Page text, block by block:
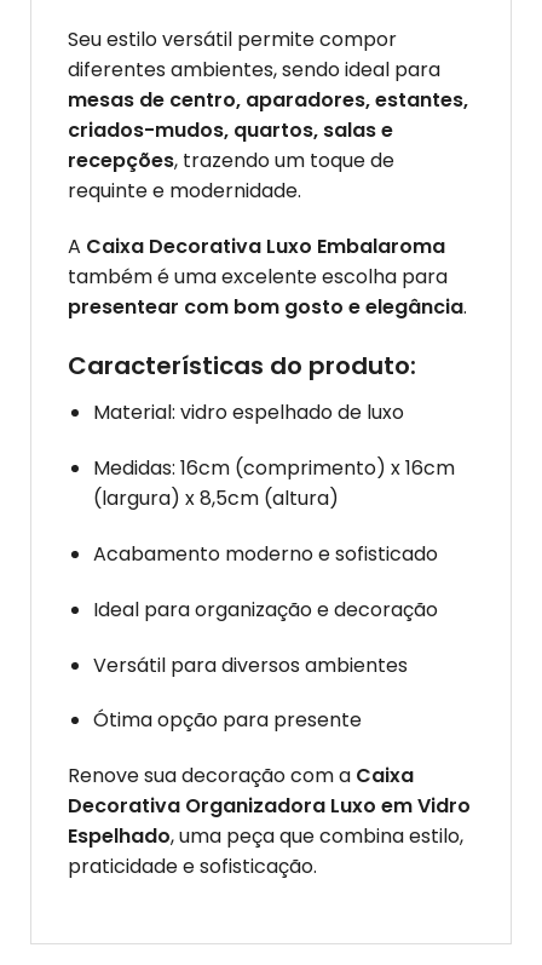
Seu estilo versátil permite compor
diferentes ambientes, sendo ideal para
mesas de centro, aparadores, estantes,
criados-mudos, quartos, salas e
recepções, trazendo um toque de
requinte e modernidade.
A Caixa Decorativa Luxo Embalaroma
também é uma excelente escolha para
presentear com bom gosto e elegância.
Características do produto:
Material: vidro espelhado de luxo
Medidas: 16cm (comprimento) x 16cm
(largura) x 8,5cm (altura)
Acabamento moderno e sofisticado
Ideal para organização e decoração
Versátil para diversos ambientes
Ótima opção para presente
Renove sua decoração com a Caixa
Decorativa Organizadora Luxo em Vidro
Espelhado, uma peça que combina estilo,
praticidade e sofisticação.